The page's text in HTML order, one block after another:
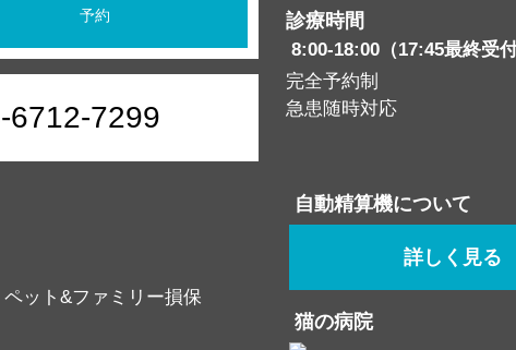
予約
6712-7299
診療時間
8:00-18:00（17:45最終受
完全予約制
急患随時対応
ット&ファミリー損保
自動精算機について
詳しく見る
猫の病院